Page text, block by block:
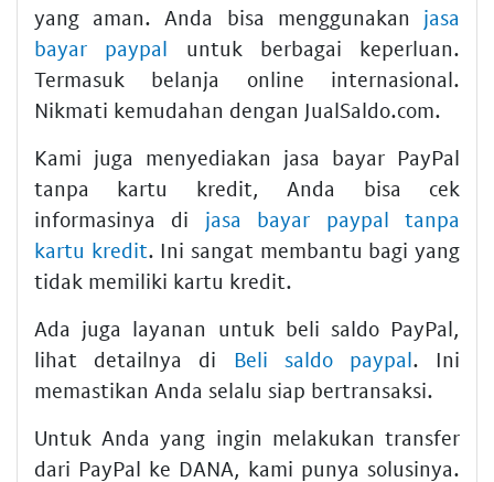
yang aman. Anda bisa menggunakan jasa
bayar paypal untuk berbagai keperluan.
Termasuk belanja online internasional.
Nikmati kemudahan dengan JualSaldo.com.
Kami juga menyediakan jasa bayar PayPal
tanpa kartu kredit, Anda bisa cek
informasinya di jasa bayar paypal tanpa
kartu kredit. Ini sangat membantu bagi yang
tidak memiliki kartu kredit.
Ada juga layanan untuk beli saldo PayPal,
lihat detailnya di Beli saldo paypal. Ini
memastikan Anda selalu siap bertransaksi.
Untuk Anda yang ingin melakukan transfer
dari PayPal ke DANA, kami punya solusinya.